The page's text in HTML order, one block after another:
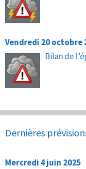
Vendredi 20 octobre
Bilan de
Dernières
Mercredi 4 juin 2025